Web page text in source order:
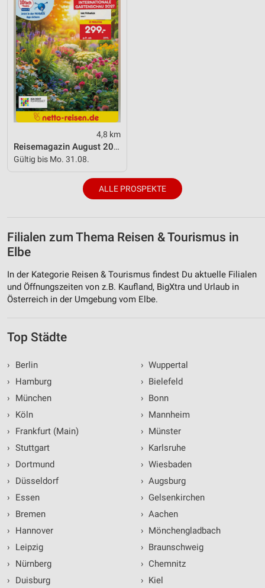
4,8 km
Reisemagazin August 2026
Gültig bis Mo. 31.08.
ALLE PROSPEKTE
Filialen zum Thema Reisen & Tourismus in
Elbe
In der Kategorie Reisen & Tourismus findest Du aktuelle Filialen
und Öffnungszeiten von z.B. Kaufland, BigXtra und Urlaub in
Österreich in der Umgebung vom Elbe.
Top Städte
›
Berlin
›
Hamburg
›
München
›
Köln
›
Frankfurt (Main)
› Stuttgart
›
Dortmund
›
Düsseldorf
›
Essen
›
Bremen
›
Hannover
›
Leipzig
›
Nürnberg
›
Duisburg
› Wuppertal
› Bielefeld
› Bonn
› Mannheim
› Münster
› Karlsruhe
› Wiesbaden
› Augsburg
› Gelsenkirchen
› Aachen
› Mönchengladbach
› Braunschweig
› Chemnitz
› Kiel
Verwendung genauer Standortdaten
Geräte anhand von aktiv angeforderten
Informationen identifizieren
Nicht-IAB-Verarbeitungszwecke:
Notwendig
Performance
Werbung